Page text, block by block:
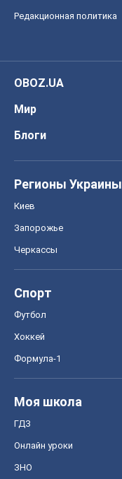
Редакционная политика
OBOZ.UA
Мир
Блоги
Регионы Украины
Киев
Запорожье
Черкассы
Спорт
Футбол
Хоккей
Формула-1
Моя школа
ГДЗ
Онлайн уроки
ЗНО